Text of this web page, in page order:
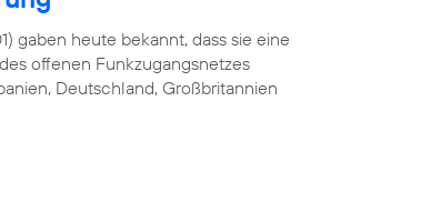
gaben heute bekannt, dass sie eine
offenen Funkzugangsnetzes
Deutschland, Großbritannien